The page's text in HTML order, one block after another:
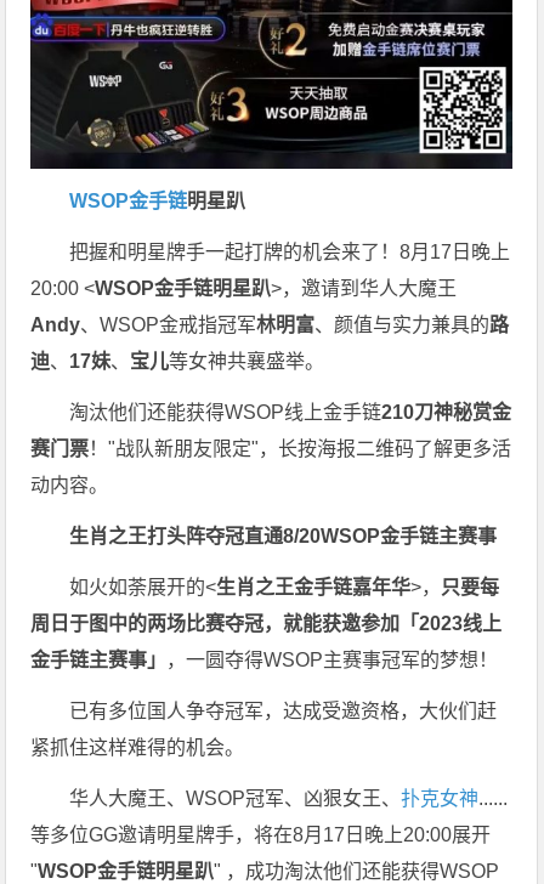
WSOP金手链明星趴
把握和明星牌手一起打牌的机会来了！8月17日晚上
20:00 <WSOP金手链明星趴>，邀请到华人大魔王
Andy、WSOP金戒指冠军林明富、颜值与实力兼具的路
迪、 17妹、 宝儿等女神共襄盛举。
淘汰他们还能获得WSOP线上金手链210刀神秘赏金
赛门票！"战队新朋友限定"，长按海报二维码了解更多活
动内容。
生肖之王打头阵夺冠直通8/20WSOP金手链主赛事
如火如荼展开的<生肖之王金手链嘉年华>， 只要每
周日于图中的两场比赛夺冠，就能获邀参加「2023线上
金手链主赛事」 ，一圆夺得WSOP主赛事冠军的梦想！
已有多位国人争夺冠军，达成受邀资格，大伙们赶
紧抓住这样难得的机会。
华人大魔王、WSOP冠军、凶狠女王、扑克女神......
等多位GG邀请明星牌手，将在8月17日晚上20:00展开
"WSOP金手链明星趴" ，成功淘汰他们还能获得WSOP